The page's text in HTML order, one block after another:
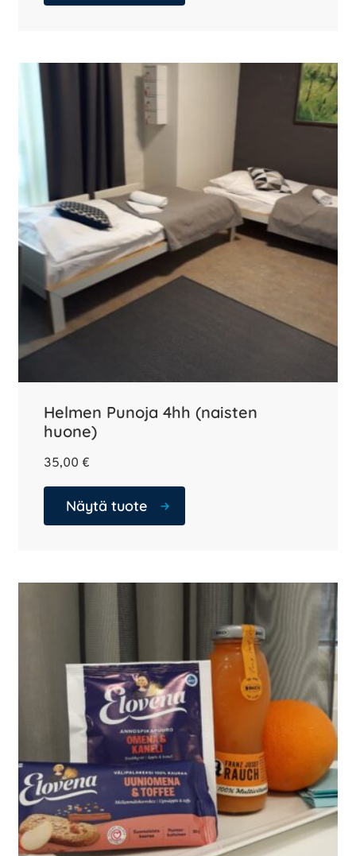
Helmen Punoja 4hh (naisten
huone)
35,00 €
Näytä tuote